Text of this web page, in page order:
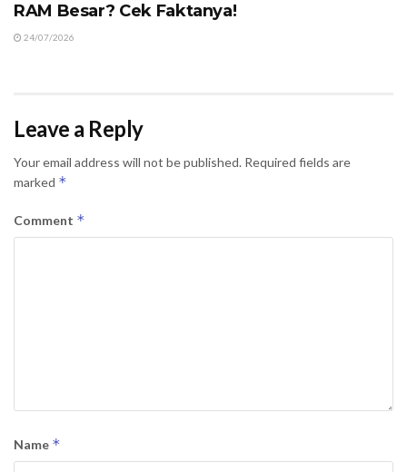
RAM Besar? Cek Faktanya!
24/07/2026
Leave a Reply
Your email address will not be published. Required fields are
marked *
Comment *
Name *